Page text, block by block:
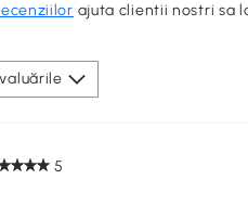
ajuta clientii nostri sa
5